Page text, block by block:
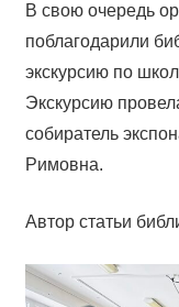
В свою очередь
поблагодарили
экскурсию по
Экскурсию
собиратель
Римовна.
Автор статьи